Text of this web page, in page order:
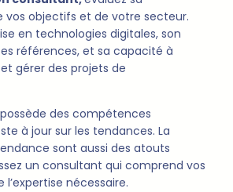
vos objectifs et de votre secteur.
en technologies digitales, son
références, et sa capacité à
gérer des projets de
possède des compétences
à jour sur les tendances. La
sont aussi des atouts
un consultant qui comprend vos
nécessaire.